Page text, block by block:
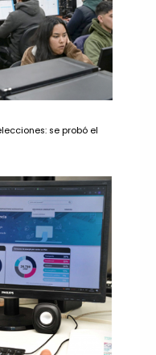
se probó el